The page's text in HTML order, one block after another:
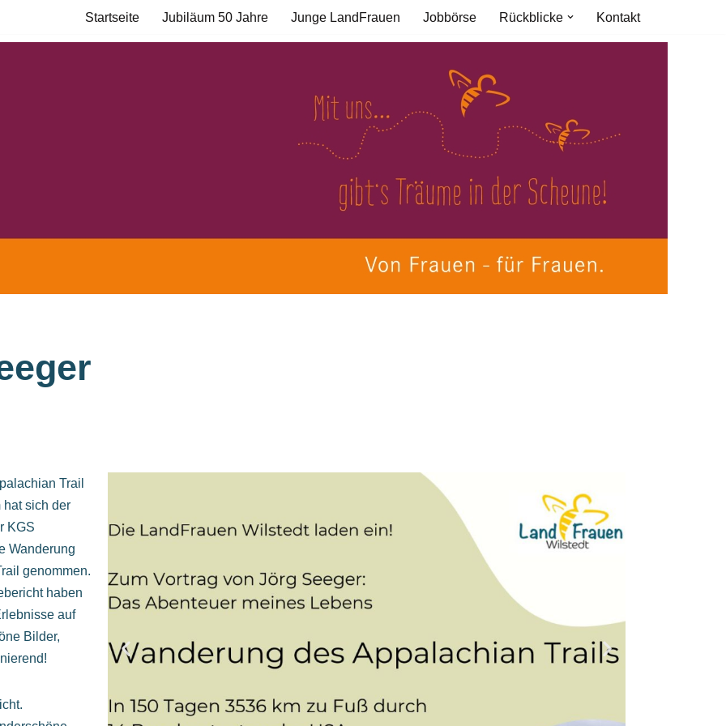
Startseite Jubiläum 50 Jahre Junge LandFrauen Jobbörse Rückblicke Kontakt
Trail
hat sich der
KGS
Wanderung
genommen.
haben
auf
Bilder,